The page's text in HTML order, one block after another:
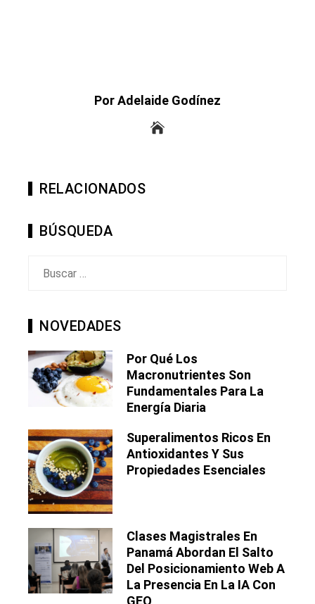
Por Adelaide Godínez
RELACIONADOS
BÚSQUEDA
NOVEDADES
Por Qué Los
Macronutrientes Son
Fundamentales Para La
Energía Diaria
Superalimentos Ricos En
Antioxidantes Y Sus
Propiedades Esenciales
Clases Magistrales En
Panamá Abordan El Salto
Del Posicionamiento Web A
La Presencia En La IA Con
GEO